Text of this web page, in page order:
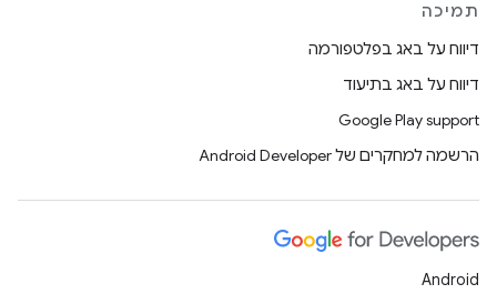
תמיכה
דיווח על באג בפלטפורמה
דיווח על באג בתיעוד
Google Play support
הרשמה למחקרים של Android Developer
Android